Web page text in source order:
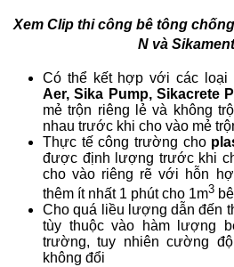
Xem Clip thi công bê tông
N và
Có thể kết hợp với các
Aer, Sika Pump,Sikacrete
mẻ trộn riêng lẻ và không
nhau trước khi cho vào mẻ
Thực tế công trường cho
được định lượng trước khi
cho vào riêng rẽ với hỗn
thêm ít nhất 1 phút cho 1m3
Cho quá liều lượng dẫn đến
tùy thuộc vào hàm lượng
trường, tuy nhiên cường
không đổi